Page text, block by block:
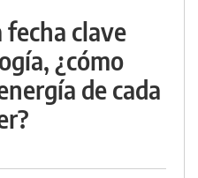
clave
¿cómo
de cada